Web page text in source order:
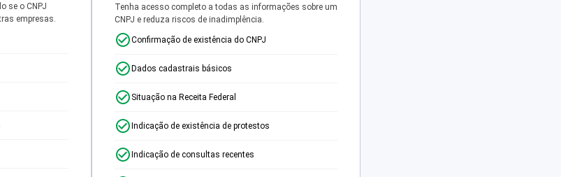
se o CNPJ
empresas.
Tenha acesso completo a todas as informações sobre um
CNPJ e reduza riscos de inadimplência.
Confirmação de existência do CNPJ
Dados cadastrais básicos
Situação na Receita Federal
Indicação de existência de protestos
Indicação de consultas recentes